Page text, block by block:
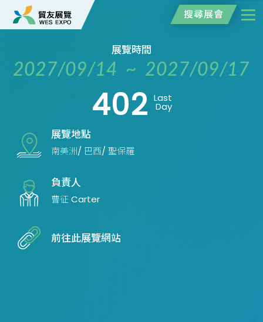
搜尋展會
展覽時間
2027/09/14 ~ 2027/09/17
402 Last
Day
展覽地點
南美洲/ 巴西/ 聖保羅
負責人
曹征 Carter
前往此展覽網站